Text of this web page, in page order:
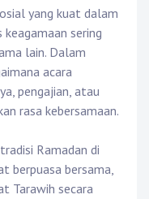
yang kuat dalam
sering
lain. Dalam
acara
pengajian, atau
rasa kebersamaan.
Ramadan di
berpuasa bersama,
Tarawih secara